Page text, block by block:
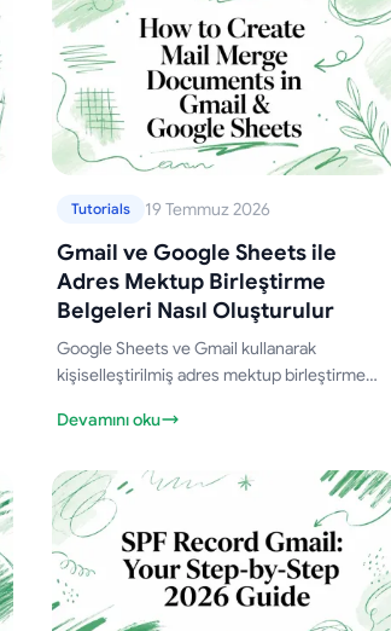
Tutorials 19 Temmuz 2026
Gmail ve Google Sheets ile
Adres Mektup Birleştirme
Belgeleri Nasıl Oluşturulur
Google Sheets ve Gmail kullanarak
kişiselleştirilmiş adres mektup birleştirme
gönderileceğini öğrenin. Bu kapsamlı rehber;
almaktadır.
Devamını oku